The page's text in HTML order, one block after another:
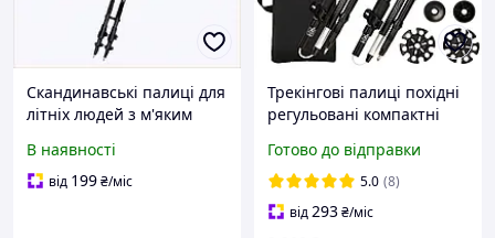
Скандинавські палиці для
літніх людей з м'яким
889AT0E806
В наявності
від 199₴/міс
Трекінгові палиці похідні
регульовані компактні
складні чорні
Готово до відправки
5.0 (8)
від293₴/міс